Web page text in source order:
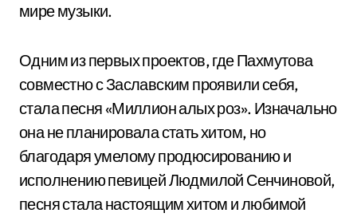
мире музыки.
Одним из первых проектов, где Пахмутова
совместно с Заславским проявили себя,
стала песня «Миллион алых роз». Изначально
она не планировала стать хитом, но
благодаря умелому продюсированию и
исполнению певицей Людмилой Сенчиновой,
песня стала настоящим хитом и любимой